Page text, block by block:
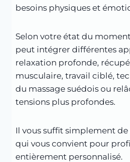
besoins physiques et
Selon votre état du
peut intégrer différentes
relaxation profonde,
musculaire, travail ciblé,
du massage suédois ou
tensions plus profondes.
Il vous suffit simplement
qui vous convient pour
entièrement personnalisé.